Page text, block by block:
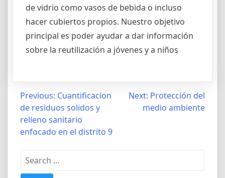
de vidrio como vasos de bebida o incluso
hacer cubiertos propios. Nuestro objetivo
principal es poder ayudar a dar información
sobre la reutilización a jóvenes y a niños
Post
navigation
Previous: Cuantificacion
de residuos solidos y
relleno sanitario
enfocado en el distrito 9
Next: Protección del
medio ambiente
Search
for: